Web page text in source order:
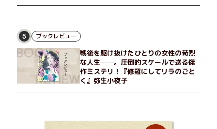
5 ブックレビュー
戦後を駆け抜けたひとりの女性の苛烈
な人生──。圧倒的スケールで送る傑
作ミステリ！『修羅にしてリラのごと
く』弥生小夜子